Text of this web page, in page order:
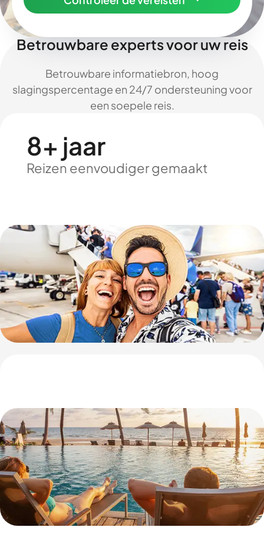
Betrouwbare experts voor uw reis
Betrouwbare informatiebron, hoog
slagingspercentage en 24/7 ondersteuning voor
een soepele reis.
8+ jaar
Reizen eenvoudiger gemaakt